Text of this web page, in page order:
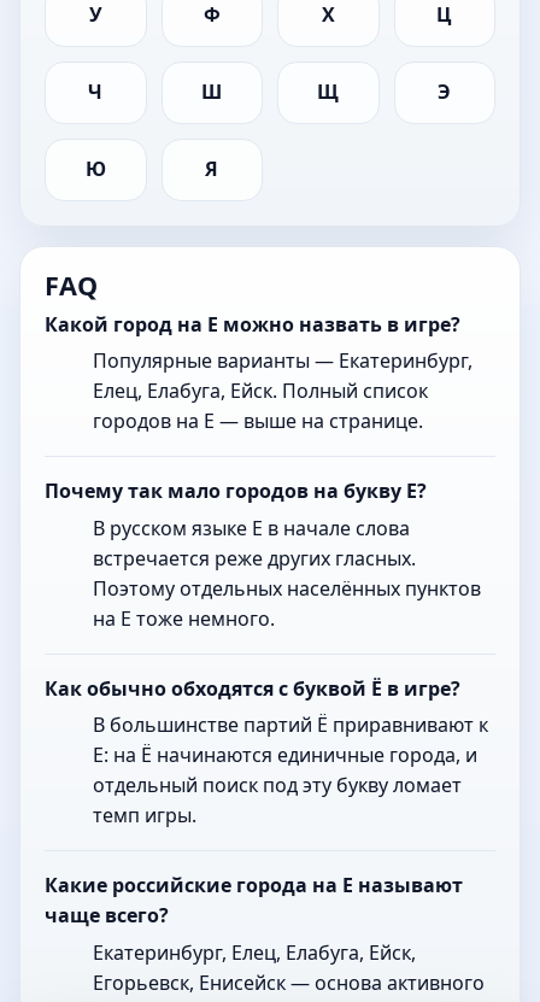
У Ф Х Ц
Ч Ш Щ Э
Ю Я
FAQ
Какой город на Е можно назвать в игре?
Популярные варианты — Екатеринбург,
Елец, Елабуга, Ейск. Полный список
городов на Е — выше на странице.
Почему так мало городов на букву Е?
В русском языке Е в начале слова
встречается реже других гласных.
Поэтому отдельных населённых пунктов
на Е тоже немного.
Как обычно обходятся с буквой Ё в игре?
В большинстве партий Ё приравнивают к
Е: на Ё начинаются единичные города, и
отдельный поиск под эту букву ломает
темп игры.
Какие российские города на Е называют
чаще всего?
Екатеринбург, Елец, Елабуга, Ейск,
Егорьевск, Енисейск — основа активного